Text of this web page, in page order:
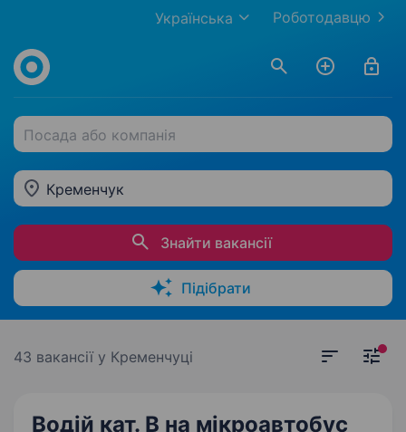
Роботодавцю
Українська
Посада або компанія
Кременчук
Знайти вакансії
Підібрати
43 вакансії у Кременчуці
Водій кат. В на мікроавтобус